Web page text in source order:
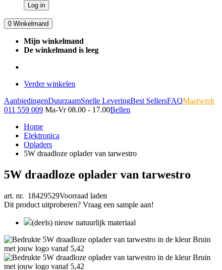
Log in
0 Winkelmand
Mijn winkelmand
De winkelmand is leeg
Verder winkelen
AanbiedingenDuurzaamSnelle LeveringBest SellersFAQMaatwerk
011 559 009 Ma-Vr 08.00 - 17.00Bellen
Home
Elektronica
Opladers
5W draadloze oplader van tarwestro
5W draadloze oplader van tarwestro
art. nr. 18429529Voorraad laden
Dit product uitproberen? Vraag een sample aan!
(deels) nieuw natuurlijk materiaal